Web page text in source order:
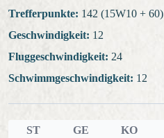
Trefferpunkte: 142 (15W10 + 60)
Geschwindigkeit: 12
Fluggeschwindigkeit: 24
Schwimmgeschwindigkeit: 12
ST GE KO